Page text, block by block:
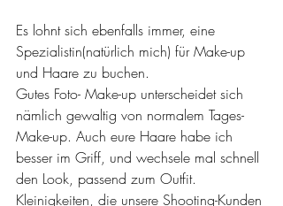
Es lohnt sich ebenfalls immer, eine
Spezialistin(natürlich mich) für Make-up
und Haare zu buchen.
Gutes Foto- Make-up unterscheidet sich
nämlich gewaltig von normalem Tages-
Make-up. Auch eure Haare habe ich
besser im Griff, und wechsele mal schnell
den Look, passend zum Outfit.
Kleinigkeiten, die unsere Shooting-Kunden